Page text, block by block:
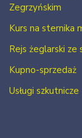
Zegrzyńskim
Kurs na sternika
Rejs żeglarski
Kupno-sprzedaż
Usługi szkutnicze